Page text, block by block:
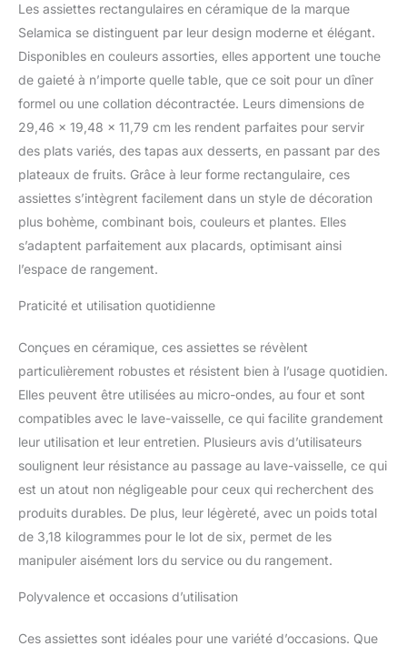
servent une variété
d'aliments comme la
salade, les pâtes, les
rouleaux de sushis, les
apéritifs, les desserts,
etc., pour répondre aux
besoins des familles, des
pour partager les
aliments ensemble.
Design vibrant : les
couleurs et les motifs
uniques et attrayants
table et mettent en valeur
vous rendant joyeux.
Cela fait un ajout
charmant à votre
et sûr : fabriqué en
matériau de qualité
supérieure qui offre une
robustesse avec un bon
les odeurs ou les
bactéries, sans plomb et
non toxique. Passe au
congélateur et lave-
nettoyer et à empiler : a
Les assiettes rectangulaires en céramique de la marque
Selamica se distinguent par leur design moderne et élégant.
Disponibles en couleurs assorties, elles apportent une touche
de gaieté à n’importe quelle table, que ce soit pour un dîner
formel ou une collation décontractée. Leurs dimensions de
29,46 x 19,48 x 11,79 cm les rendent parfaites pour servir
des plats variés, des tapas aux desserts, en passant par des
plateaux de fruits. Grâce à leur forme rectangulaire, ces
assiettes s’intègrent facilement dans un style de décoration
plus bohème, combinant bois, couleurs et plantes. Elles
s’adaptent parfaitement aux placards, optimisant ainsi
l’espace de rangement.
Praticité et utilisation quotidienne
Conçues en céramique, ces assiettes se révèlent
particulièrement robustes et résistent bien à l’usage quotidien.
Elles peuvent être utilisées au micro-ondes, au four et sont
compatibles avec le lave-vaisselle, ce qui facilite grandement
leur utilisation et leur entretien. Plusieurs avis d’utilisateurs
soulignent leur résistance au passage au lave-vaisselle, ce qui
est un atout non négligeable pour ceux qui recherchent des
produits durables. De plus, leur légèreté, avec un poids total
de 3,18 kilogrammes pour le lot de six, permet de les
manipuler aisément lors du service ou du rangement.
Polyvalence et occasions d’utilisation
Ces assiettes sont idéales pour une variété d’occasions. Que